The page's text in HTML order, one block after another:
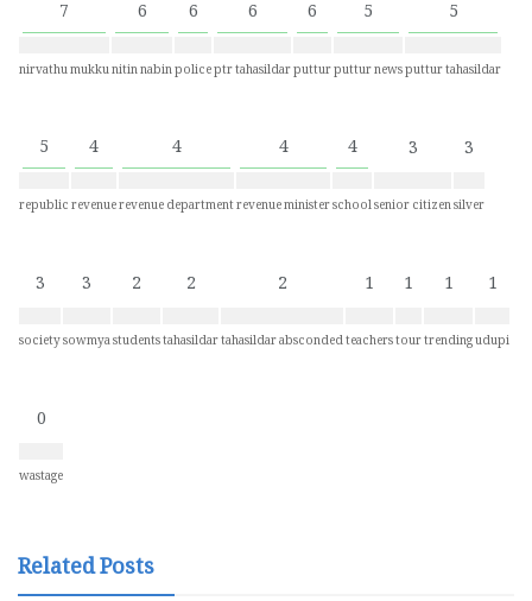
7
nirvathu mukku
6
nitin nabin
6
police
6
ptr tahasildar
6
puttur
5
puttur news
5
puttur tahasildar
5
republic
4
revenue
4
revenue department
4
revenue minister
4
school
3
senior citizen
3
silver
3
society
3
sowmya
2
students
2
tahasildar
2
tahasildar absconded
1
teachers
1
tour
1
trending
1
udupi
0
wastage
Related Posts